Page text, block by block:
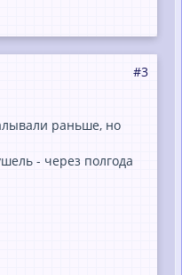
#3
раньше, но
- через полгода